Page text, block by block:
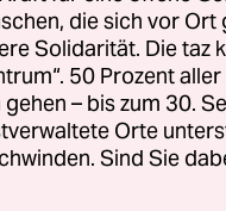
und wollen am
die sich vor
Solidarität. Die taz
50 Prozent
gehen – bis zum 30.
Orte
Sind Sie